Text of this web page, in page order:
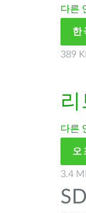
다른
한
389
다른
오
3.4